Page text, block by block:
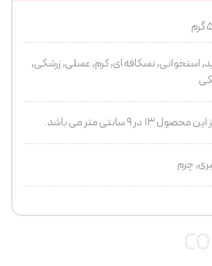
استخوانی, نسکافه ای, کرم, عسلی, زرشکی,
13 در 9 سانتی متر می باشد.
چرم